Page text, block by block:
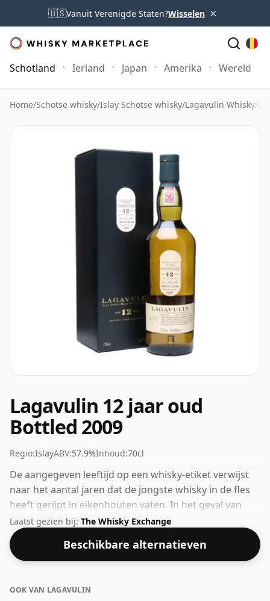
🇺🇸Vanuit Verenigde Staten?Wisselen ×
Schotland Ierland Japan Amerika Wereld
Home/Schotse whisky/Islay Schotse whisky/Lagavulin Whisky/
Lagavulin 12 jaar oud
Bottled 2009
Regio:IslayABV:57.9%Inhoud:70cl
De aangegeven leeftijd op een whisky-etiket verwijst
naar het aantal jaren dat de jongste whisky in de fles
heeft gerijpt in eikenhouten vaten. In het geval van
deze Schotse Whisky van Lagavulin is dat 12 jaar.
Gebotteld op een mooie drinksterkte van 57,9% wordt
deze whisky geleverd in een fles van 70cl.
Laatst gezien bij: The Whisky Exchange
Beschikbare alternatieven
OOK VAN LAGAVULIN